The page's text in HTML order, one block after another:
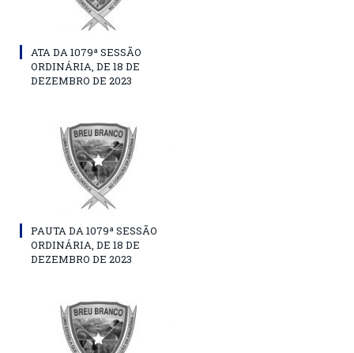
ATA DA 1079ª SESSÃO
ORDINÁRIA, DE 18 DE
DEZEMBRO DE 2023
PAUTA DA 1079ª SESSÃO
ORDINÁRIA, DE 18 DE
DEZEMBRO DE 2023